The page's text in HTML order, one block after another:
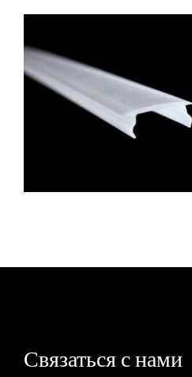
Связаться с нами